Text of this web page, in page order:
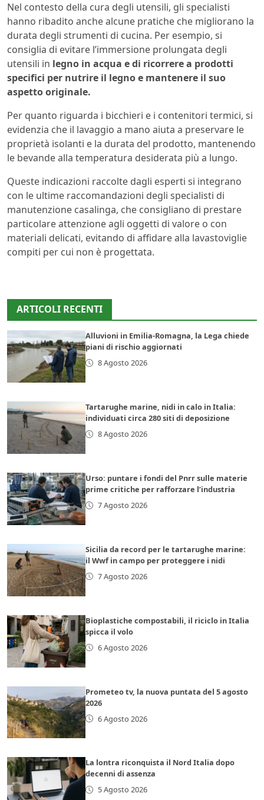
Nel contesto della cura degli utensili, gli specialisti
hanno ribadito anche alcune pratiche che migliorano la
durata degli strumenti di cucina. Per esempio, si
consiglia di evitare l’immersione prolungata degli
utensili in legno in acqua e di ricorrere a prodotti
specifici per nutrire il legno e mantenere il suo
aspetto originale.
Per quanto riguarda i bicchieri e i contenitori termici, si
evidenzia che il lavaggio a mano aiuta a preservare le
proprietà isolanti e la durata del prodotto, mantenendo
le bevande alla temperatura desiderata più a lungo.
Queste indicazioni raccolte dagli esperti si integrano
con le ultime raccomandazioni degli specialisti di
manutenzione casalinga, che consigliano di prestare
particolare attenzione agli oggetti di valore o con
materiali delicati, evitando di affidare alla lavastoviglie
compiti per cui non è progettata.
ARTICOLI RECENTI
Alluvioni in Emilia-Romagna, la Lega chiede
piani di rischio aggiornati
8 Agosto 2026
Tartarughe marine, nidi in calo in Italia:
individuati circa 280 siti di deposizione
8 Agosto 2026
Urso: puntare i fondi del Pnrr sulle materie
prime critiche per rafforzare l’industria
7 Agosto 2026
Sicilia da record per le tartarughe marine:
il Wwf in campo per proteggere i nidi
7 Agosto 2026
Bioplastiche compostabili, il riciclo in Italia
spicca il volo
6 Agosto 2026
Prometeo tv, la nuova puntata del 5 agosto
2026
6 Agosto 2026
La lontra riconquista il Nord Italia dopo
decenni di assenza
5 Agosto 2026